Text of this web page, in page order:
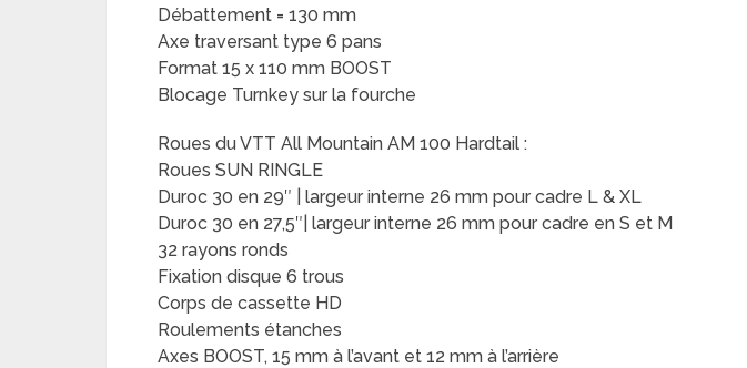
Débattement = 130 mm
Axe traversant type 6 pans
Format 15 x 110 mm BOOST
Blocage Turnkey sur la fourche
Roues du VTT All Mountain AM 100 Hardtail :
Roues SUN RINGLE
Duroc 30 en 29″ | largeur interne 26 mm pour cadre L & XL
Duroc 30 en 27,5″| largeur interne 26 mm pour cadre en S et M
32 rayons ronds
Fixation disque 6 trous
Corps de cassette HD
Roulements étanches
Axes BOOST, 15 mm à l’avant et 12 mm à l’arrière